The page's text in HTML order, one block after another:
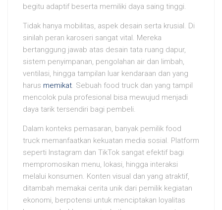
begitu adaptif beserta memiliki daya saing tinggi.
Tidak hanya mobilitas, aspek desain serta krusial. Di
sinilah peran karoseri sangat vital. Mereka
bertanggung jawab atas desain tata ruang dapur,
sistem penyimpanan, pengolahan air dan limbah,
ventilasi, hingga tampilan luar kendaraan dan yang
harus memikat. Sebuah food truck dan yang tampil
mencolok pula profesional bisa mewujud menjadi
daya tarik tersendiri bagi pembeli.
Dalam konteks pemasaran, banyak pemilik food
truck memanfaatkan kekuatan media sosial. Platform
seperti Instagram dan TikTok sangat efektif bagi
mempromosikan menu, lokasi, hingga interaksi
melalui konsumen. Konten visual dan yang atraktif,
ditambah memakai cerita unik dari pemilik kegiatan
ekonomi, berpotensi untuk menciptakan loyalitas